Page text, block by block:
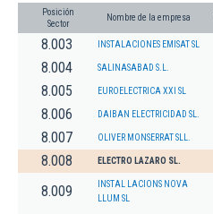
Posición
Sector
Nombre de la empresa
8.003 INSTALACIONES EMISAT SL
8.004 SALINASABAD S.L.
8.005 EUROELECTRICA XXI SL
8.006 DAIBAN ELECTRICIDAD SL.
8.007 OLIVER MONSERRAT SLL.
8.008 ELECTRO LAZARO SL.
8.009
INSTAL LACIONS NOVA
LLUM SL